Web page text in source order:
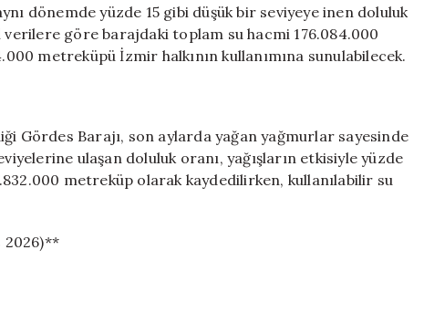
dönemde yüzde 15 gibi düşük bir seviyeye inen doluluk
verilere göre barajdaki toplam su hacmi 176.084.000
metreküpü İzmir halkının kullanımına sunulabilecek.
Gördes Barajı, son aylarda yağan yağmurlar sayesinde
ulaşan doluluk oranı, yağışların etkisiyle yüzde
metreküp olarak kaydedilirken, kullanılabilir su
2026)**